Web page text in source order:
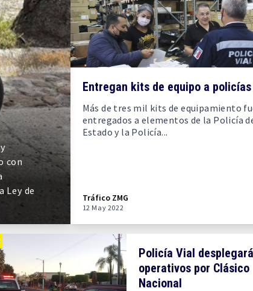
con
Ley de
Entregan kits de equipo a
Más de tres mil kits de equipamiento
entregados a elementos de la Policía
Estado y la Policía...
Tráfico ZMG
12 May 2022
Policía Vial desplegará
operativos por Clásico
Nacional